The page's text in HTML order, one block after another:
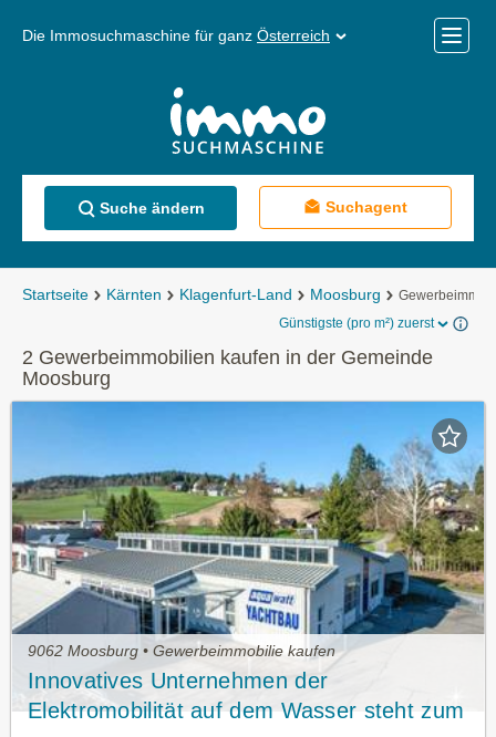
Die Immosuchmaschine für ganz Österreich
Menü
Suche ändern Suchagent
Startseite Kärnten Klagenfurt-Land Moosburg
Günstigste (pro m²) zuerst
2 Gewerbeimmobilien kaufen in der Gemeinde
Moosburg
9062 Moosburg • Gewerbeimmobilie kaufen
Innovatives Unternehmen der
Elektromobilität auf dem Wasser steht zum